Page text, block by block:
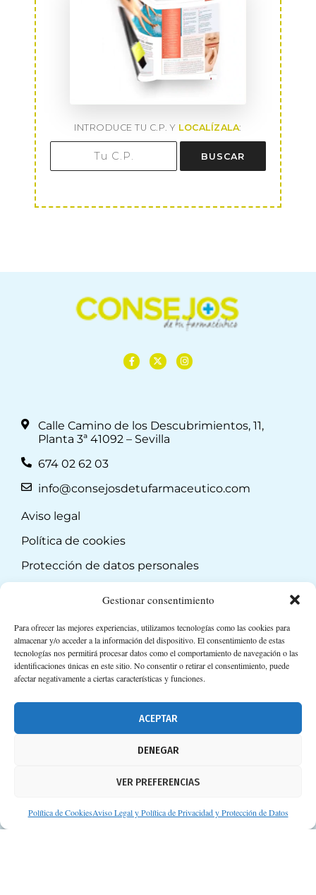
Gestionar consentimiento
Para ofrecer las mejores experiencias, utilizamos tecnologías como las cookies para
almacenar y/o acceder a la información del dispositivo. El consentimiento de estas
tecnologías nos permitirá procesar datos como el comportamiento de navegación o las
identificaciones únicas en este sitio. No consentir o retirar el consentimiento, puede
afectar negativamente a ciertas características y funciones.
ACEPTAR
DENEGAR
VER PREFERENCIAS
Política de CookiesAviso Legal y Política de Privacidad y Protección de Datos
INTRODUCE TU C.P. Y LOCALÍZALA:
BUSCAR
Calle Camino de los Descubrimientos, 11,
Planta 3ª 41092 – Sevilla
674 02 62 03
info@consejosdetufarmaceutico.com
Aviso legal
Política de cookies
Protección de datos personales